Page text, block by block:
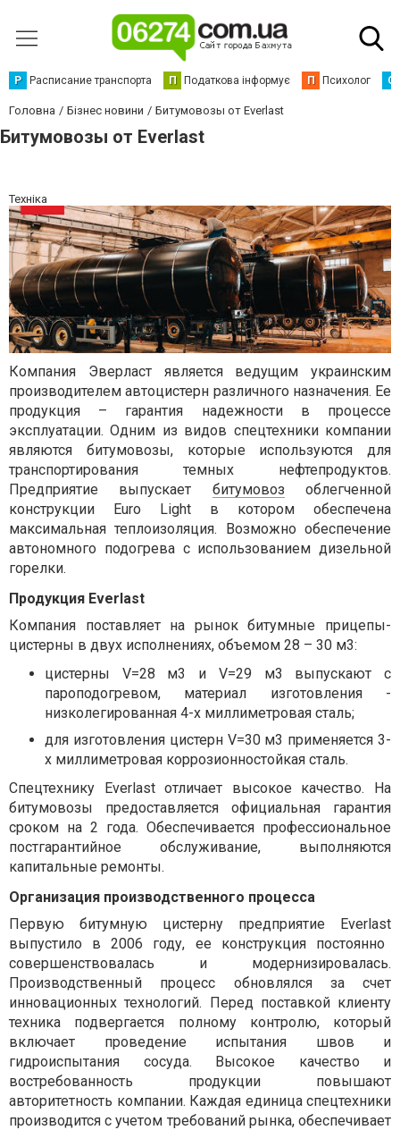
Р Расписание транспорта П Податкова інформує П Психолог С
Головна Бізнес новини Битумовозы от Everlast
Битумовозы от Everlast
Техніка
Компания Эверластявляется ведущим украинским
производителем автоцистерн различного назначения. Ее
продукция – гарантия надежности в процессе
эксплуатации. Одним из видов спецтехники компании
являются битумовозы, которые используются для
транспортирования темных нефтепродуктов.
Предприятие выпускает битумовоз облегченной
конструкции Euro Light в котором обеспечена
максимальная теплоизоляция. Возможно обеспечение
автономного подогрева с использованием дизельной
горелки.
Продукция Everlast
Компания поставляет на рынок битумные прицепы-
цистерны в двух исполнениях, объемом 28 – 30 м3:
цистерны V=28 м3 и V=29 м3 выпускают с
пароподогревом, материал изготовления -
низколегированная 4-х миллиметровая сталь;
для изготовления цистерн V=30 м3 применяется 3-
х миллиметровая коррозионностойкая сталь.
Спецтехнику Everlastотличает высокое качество. На
битумовозы предоставляется официальная гарантия
сроком на 2 года. Обеспечивается профессиональное
постгарантийное обслуживание, выполняются
капитальные ремонты.
Организация производственного процесса
Первую битумную цистерну предприятие Everlast
выпустило в 2006 году, ее конструкция постоянно
совершенствовалась и модернизировалась.
Производственный процесс обновлялся за счет
инновационных технологий. Перед поставкой клиенту
техника подвергается полному контролю, который
включает проведение испытания швов и
гидроиспытания сосуда. Высокое качество и
востребованность продукции повышают
авторитетность компании. Каждая единица спецтехники
производится с учетом требований рынка, обеспечивает